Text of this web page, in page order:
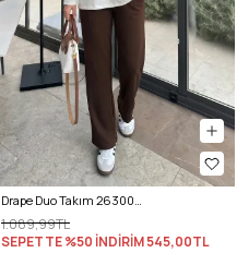
Drape Duo Takım 263006 - KOYU KAHVE
1.089,99TL
SEPETTE %50 İNDİRİM545,00TL